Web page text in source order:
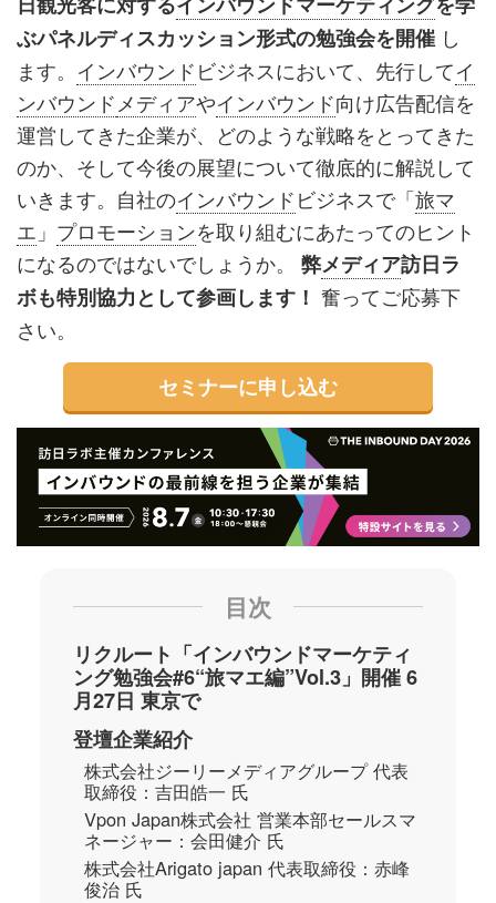
ぶパネルディスカッション形式の勉強会を開催 し
ます。 インバウンドビジネスにおいて、先行してイ
ンバウンド メディアやインバウンド向け広告配信を
運営してきた企業が、どのような戦略をとってきた
のか、そして今後の展望について徹底的に解説して
いきます。自社のインバウンドビジネスで「旅マ
エ 」 プロモーションを取り組むにあたってのヒント
になるのではないでしょうか。 弊メディア訪日ラ
ボも特別協力として参画します！ 奮ってご応募下
さい。
セミナーに申し込む
目次
リクルート「インバウンドマーケティ
ング勉強会#6“旅マエ編”Vol.3」開催 6
月27日 東京で
登壇企業紹介
株式会社ジーリーメディアグループ 代表
取締役：吉田皓一 氏
Vpon Japan株式会社 営業本部セールスマ
ネージャー：会田健介 氏
株式会社Arigato japan 代表取締役：赤峰
俊治 氏